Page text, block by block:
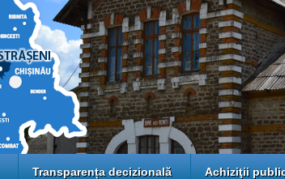
Transparența decizională Achiziţii